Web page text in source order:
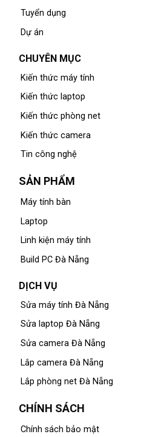
Tuyển dụng
Dự án
CHUYÊN MỤC
Kiến thức máy tính
Kiến thức laptop
Kiến thức phòng net
Kiến thức camera
Tin công nghệ
SẢN PHẨM
Máy tính bàn
Laptop
Linh kiện máy tính
Build PC Đà Nẵng
DỊCH VỤ
Sửa máy tính Đà Nẵng
Sửa laptop Đà Nẵng
Sửa camera Đà Nẵng
Lắp camera Đà Nẵng
Lắp phòng net Đà Nẵng
CHÍNH SÁCH
Chính sách bảo mật